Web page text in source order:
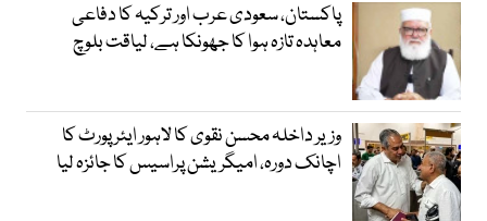
پاکستان، سعودی عرب اور ترکیہ کا دفاعی
معاہدہ تازہ ہوا کا جھونکا ہے، لیاقت بلوچ
وزیر داخلہ محسن نقوی کا لاہور ایئر پورٹ کا
اچانک دورہ، امیگریشن پراسیس کا جائزہ لیا